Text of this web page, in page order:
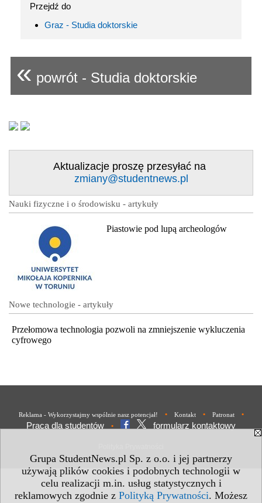
Grupa StudentNews.pl Sp. z o.o. i jej partnerzy
używają plików cookies i podobnych technologii w
celu realizacji m.in. usług statystycznych i
reklamowych zgodnie z Polityką Prywatności. Możesz
Przejdź do
Graz - Studia doktorskie
« powrót - Studia doktorskie
Aktualizacje proszę przesyłać na
zmiany@studentnews.pl
Nauki fizyczne i o środowisku - artykuły
Piastowie pod lupą archeologów
Nowe technologie - artykuły
Przełomowa technologia pozwoli na zmniejszenie wykluczenia
cyfrowego
Reklama - Wykorzystajmy wspólnie nasz potencjał! • Kontakt • Patronat •
Praca dla studentów • formularz kontaktowy